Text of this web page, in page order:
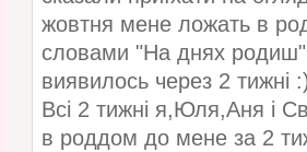
жовтня мене ложать в
словами "На днях
виявилось через 2 тижні
Всі 2 тижні я,Юля,Аня і
в роддом до мене за 2